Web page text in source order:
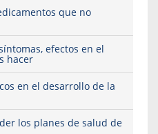
que no
efectos en el
hacer
en el desarrollo de la
los planes de salud de